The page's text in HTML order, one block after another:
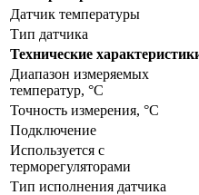
Датчик температуры
Тип датчика
Технические
Диапазон измеряемых
температур, °С
Точность измерения, °C
Подключение
Используется с
терморегуляторами
Тип исполнения датчика